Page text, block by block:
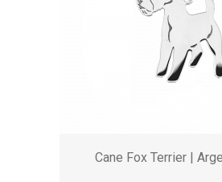
Cane Fox Terrier |